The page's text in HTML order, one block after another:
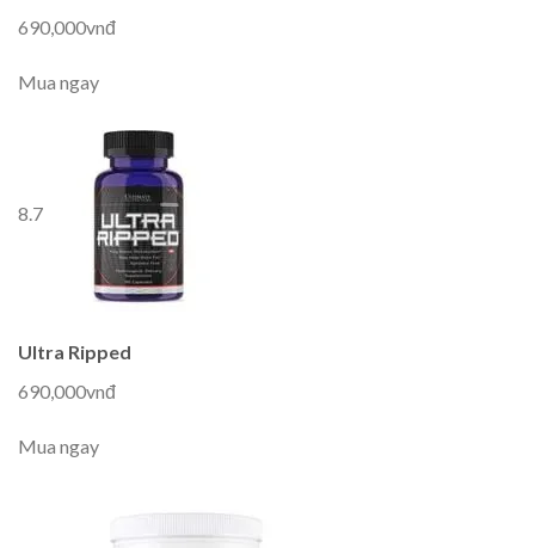
690,000vnđ
Mua ngay
8.7
Ultra Ripped
690,000vnđ
Mua ngay